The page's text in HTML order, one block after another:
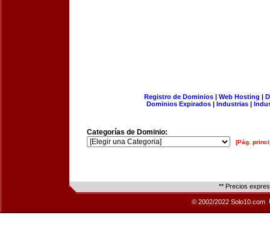
Registro de Dominios| Web Hosting |
Dominios Expirados | Industrias |
Categorías de Dominio:
[Pág.
** Precios
© 2002/2022 Solo10.com